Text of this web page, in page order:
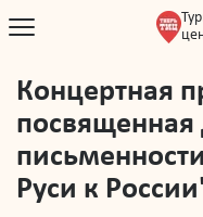
Концертная
Руси к